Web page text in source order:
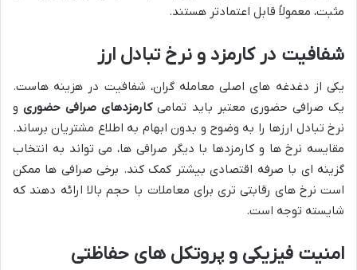
مثبت، معمولاً قابل اعتمادتر هستند.
شفافیت در کارمزد و نرخ تبادل ارز
یکی از دغدغه های اصلی معامله گران، شفافیت در هزینه هاست.
یک صرافی حضوری معتبر باید تمامیکارمزدهای صرافی حضوریو
نرخ تبادل ارزها را به وضوح و بدون ابهام به اطلاع مشتریان برساند.
مقایسه نرخ ها و کارمزدها با دیگر صرافی ها، می تواند به انتخاب
گزینه ای با صرفه اقتصادی بیشتر کمک کند. برخی صرافی ها ممکن
است نرخ های رقابتی تری برای معاملات با حجم بالا ارائه دهند که
شایسته توجه است.
امنیت فیزیکی و پروتکل های حفاظتی